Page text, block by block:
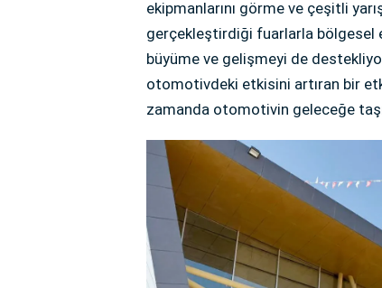
ekipmanlarını görme ve çeşitli
gerçekleştirdiği fuarlarla bölgesel
büyüme ve gelişmeyi de
otomotivdeki etkisini artıran bir
zamanda otomotivin geleceğe